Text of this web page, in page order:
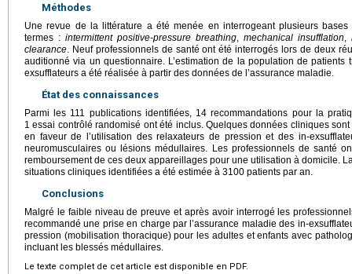
Méthodes
Une revue de la littérature a été menée en interrogeant plusieurs
termes : intermittent positive-pressure breathing, mechanical insufflation,
clearance. Neuf professionnels de santé ont été interrogés lors de deux
auditionné via un questionnaire. L’estimation de la population de
exsufflateurs a été réalisée à partir des données de l’assurance maladie.
État des connaissances
Parmi les 111 publications identifiées, 14 recommandations pour la
1 essai contrôlé randomisé ont été inclus. Quelques données cliniques
en faveur de l’utilisation des relaxateurs de pression et des in-
neuromusculaires ou lésions médullaires. Les professionnels de santé
remboursement de ces deux appareillages pour une utilisation à domicile.
situations cliniques identifiées a été estimée à 3100 patients par an.
Conclusions
Malgré le faible niveau de preuve et après avoir interrogé les
recommandé une prise en charge par l’assurance maladie des in-
pression (mobilisation thoracique) pour les adultes et enfants avec
incluant les blessés médullaires.
Le texte complet de cet article est disponible en PDF.